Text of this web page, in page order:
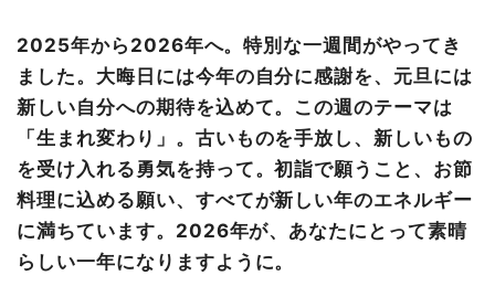
♋ 蟹座（6/22〜7/22）
家族の絆が深まる年末年始
♌ 獅子座（7/23〜8/22）
輝きを休める静かな年越し
♍ 乙女座（8/23〜9/22）
完璧な計画が実を結ぶ
♎ 天秤座（9/23〜10/23）
決断の後の迷い
2025年から2026年へ。特別な一週間がやってき
ました。大晦日には今年の自分に感謝を、元旦には
新しい自分への期待を込めて。この週のテーマは
「生まれ変わり」。古いものを手放し、新しいもの
を受け入れる勇気を持って。初詣で願うこと、お節
料理に込める願い、すべてが新しい年のエネルギー
に満ちています。2026年が、あなたにとって素晴
らしい一年になりますように。